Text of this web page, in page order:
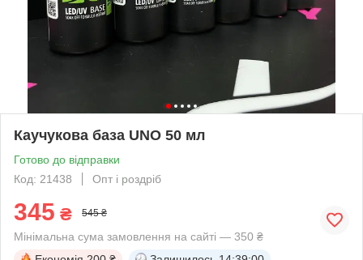
Каучукова база UNO 50 мл
Готово до відправки
Код: 21438
Опт і роздріб
345 ₴ 545 ₴
Мінімальна сума замовлення на сайті — 350 ₴